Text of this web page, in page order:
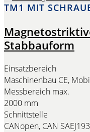
TM1 MIT
Stabbauform
Einsatzbereich
Maschinenbau CE,
Messbereich max.
2000 mm
Schnittstelle
CANopen, CAN